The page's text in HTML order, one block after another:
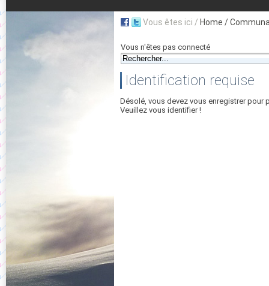
Vous êtes ici / Home /
Vous n'êtes pas connecté
Identification requise
Désolé, vous devez vous enregistrer pour
Veuillez vous identifier !